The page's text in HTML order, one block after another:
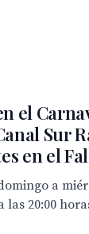
el
Sur
en el
a
20:00